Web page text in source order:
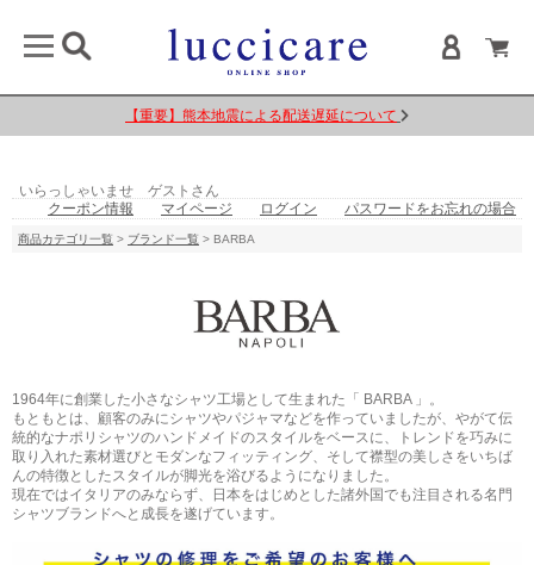
【重要】熊本地震による配送遅延について
いらっしゃいませ ゲストさん
クーポン情報
マイページ ログイン パスワードをお忘れの場合
商品カテゴリ一覧 > ブランド一覧 > BARBA
1964年に創業した小さなシャツ工場として生まれた「 BARBA 」。
もともとは、顧客のみにシャツやパジャマなどを作っていましたが、やがて伝
統的なナポリシャツのハンドメイドのスタイルをベースに、トレンドを巧みに
取り入れた素材選びとモダンなフィッティング、そして襟型の美しさをいちば
んの特徴としたスタイルが脚光を浴びるようになりました。
現在ではイタリアのみならず、日本をはじめとした諸外国でも注目される名門
シャツブランドへと成長を遂げています。